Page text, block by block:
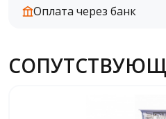
Оплата через банк